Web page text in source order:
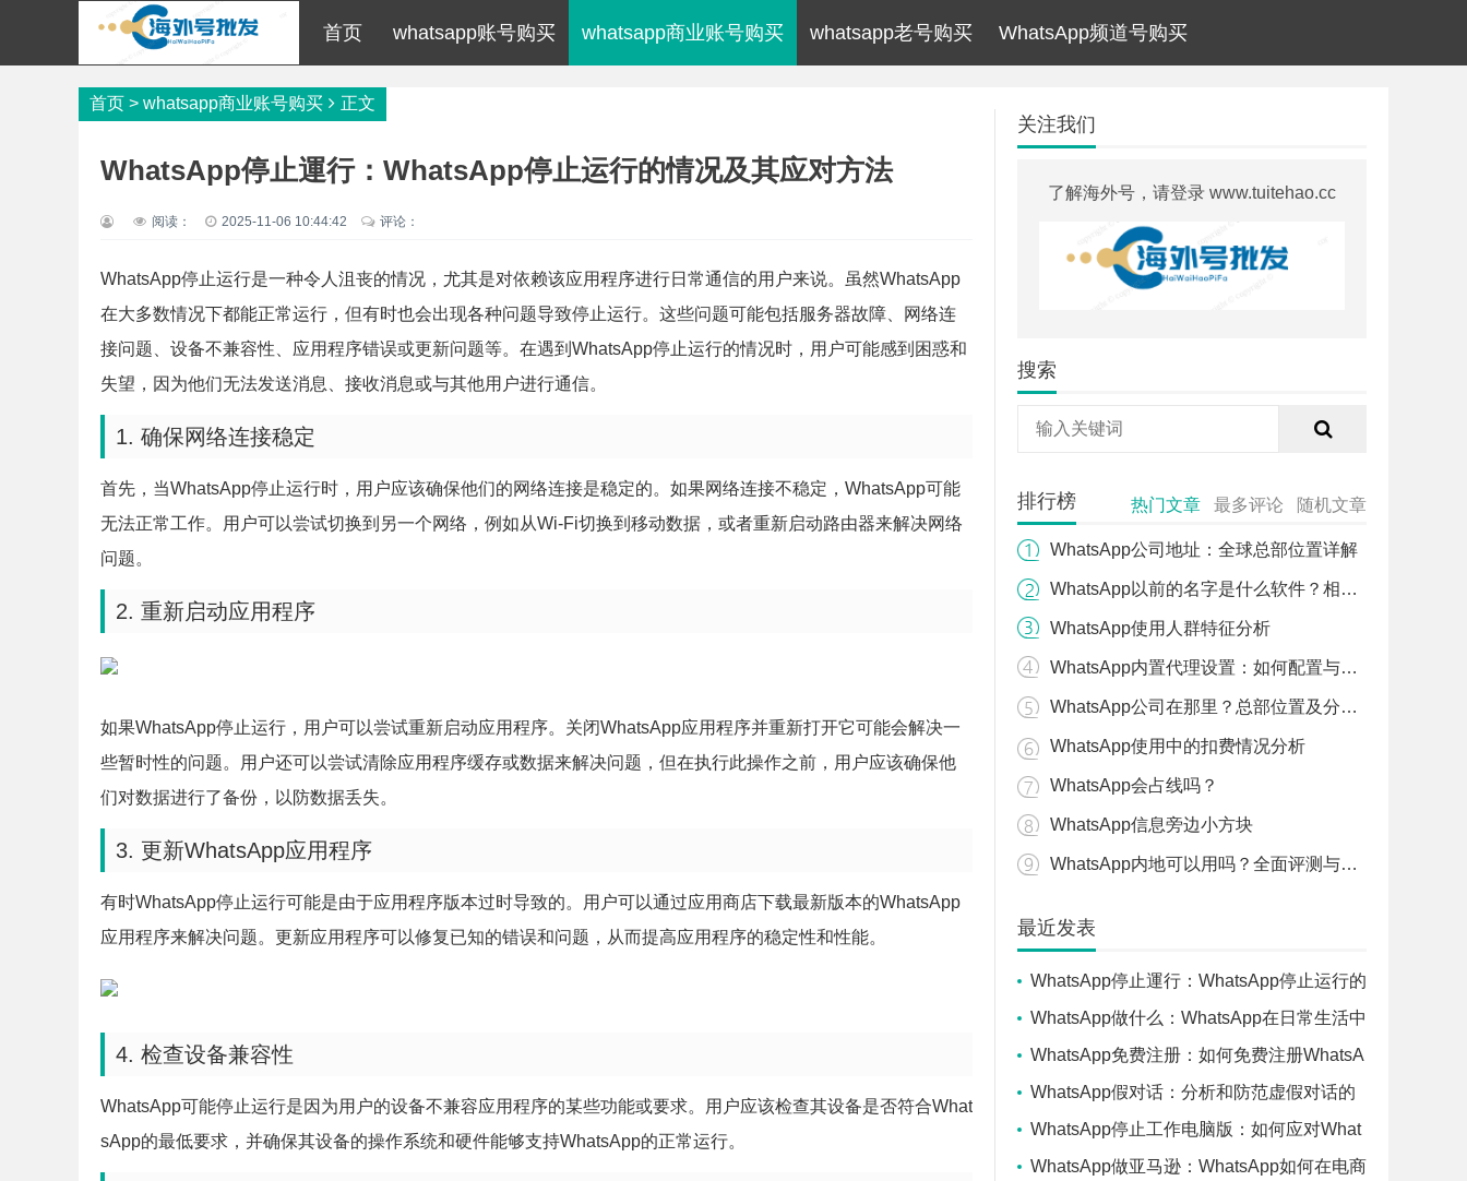
首页 whatsapp账号购买 whatsapp商业账号购买 whatsapp老号购买 WhatsApp频道号购买
首页 > whatsapp商业账号购买 正文
WhatsApp停止運行：WhatsApp停止运行的情况及其应对方法
阅读： 2025-11-06 10:44:42 评论：
WhatsApp停止运行是一种令人沮丧的情况，尤其是对依赖该应用程序进行日常通信的用户来说。虽然WhatsApp
在大多数情况下都能正常运行，但有时也会出现各种问题导致停止运行。这些问题可能包括服务器故障、网络连
接问题、设备不兼容性、应用程序错误或更新问题等。在遇到WhatsApp停止运行的情况时，用户可能感到困惑和
失望，因为他们无法发送消息、接收消息或与其他用户进行通信。
1. 确保网络连接稳定
首先，当WhatsApp停止运行时，用户应该确保他们的网络连接是稳定的。如果网络连接不稳定，WhatsApp可能
无法正常工作。用户可以尝试切换到另一个网络，例如从Wi-Fi切换到移动数据，或者重新启动路由器来解决网络
问题。
2. 重新启动应用程序
如果WhatsApp停止运行，用户可以尝试重新启动应用程序。关闭WhatsApp应用程序并重新打开它可能会解决一
些暂时性的问题。用户还可以尝试清除应用程序缓存或数据来解决问题，但在执行此操作之前，用户应该确保他
们对数据进行了备份，以防数据丢失。
3. 更新WhatsApp应用程序
有时WhatsApp停止运行可能是由于应用程序版本过时导致的。用户可以通过应用商店下载最新版本的WhatsApp
应用程序来解决问题。更新应用程序可以修复已知的错误和问题，从而提高应用程序的稳定性和性能。
4. 检查设备兼容性
WhatsApp可能停止运行是因为用户的设备不兼容应用程序的某些功能或要求。用户应该检查其设备是否符合What
sApp的最低要求，并确保其设备的操作系统和硬件能够支持WhatsApp的正常运行。
关注我们
了解海外号，请登录 www.tuitehao.cc
搜索
排行榜 热门文章 最多评论 随机文章
WhatsApp公司地址：全球总部位置详解
WhatsApp以前的名字是什么软件？相关软件回顾
WhatsApp使用人群特征分析
WhatsApp内置代理设置：如何配置与使用
WhatsApp公司在那里？总部位置及分布详细解说
WhatsApp使用中的扣费情况分析
WhatsApp会占线吗？
WhatsApp信息旁边小方块
WhatsApp内地可以用吗？全面评测与分析
最近发表
WhatsApp停止運行：WhatsApp停止运行的
情况及其应对方法
WhatsApp做什么：WhatsApp在日常生活中
的多功能应用探讨
WhatsApp免费注册：如何免费注册WhatsA
pp账号？
WhatsApp假对话：分析和防范虚假对话的
方式
WhatsApp停止工作电脑版：如何应对What
sApp电脑版停止运行的情况？
WhatsApp做亚马逊：WhatsApp如何在电商